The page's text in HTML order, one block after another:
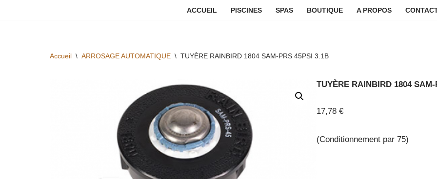
ACCUEIL PISCINES SPAS BOUTIQUE A PROPOS
Accueil \ ARROSAGE AUTOMATIQUE \ TUYÈRE RAINBIRD 1804 SAM-PRS 45PSI 3.1B
TUYÈRE RAINBIRD 1804
17,78€
(Conditionnement par 75)